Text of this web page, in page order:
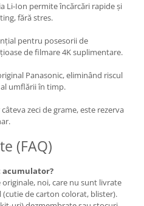
Li-Ion permite încărcări rapide și
fără stres.
pentru posesorii de
de filmare 4K suplimentare.
Panasonic, eliminând riscul
umflării în timp.
zeci de grame, este rezerva
(FAQ)
acumulator?
noi, care nu sunt livrate
de carton colorat, blister).